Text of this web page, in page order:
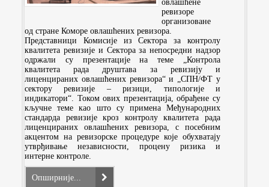
овлашћене
ревизоре
организоване
од стране Коморе овлашћених ревизора.
Представници Комисије из Сектора за контролу
квалитета ревизије и Сектора за непосредни надзор
одржали су презентације на теме „Контрола
квалитета рада друштава за ревизију и
лиценцираних овлашћених ревизора“ и „СПН/ФТ у
сектору ревизије – ризици, типологије и
индикатори“. Током ових презентација, обрађене су
кључне теме као што су примена Међународних
стандарда ревизије кроз контролу квалитета рада
лиценцираних овлашћених ревизора, с посебним
акцентом на ревизорске процедуре које обухватају
утврђивање независности, процену ризика и
интерне контроле.
Опширније...